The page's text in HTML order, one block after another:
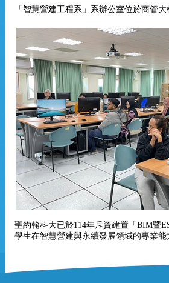
「智慧營建工程系」系辦公室位於商管大
聖約翰科大已於114年斥資建置「BIM暨
學生在智慧營建與永續發展領域的專業能